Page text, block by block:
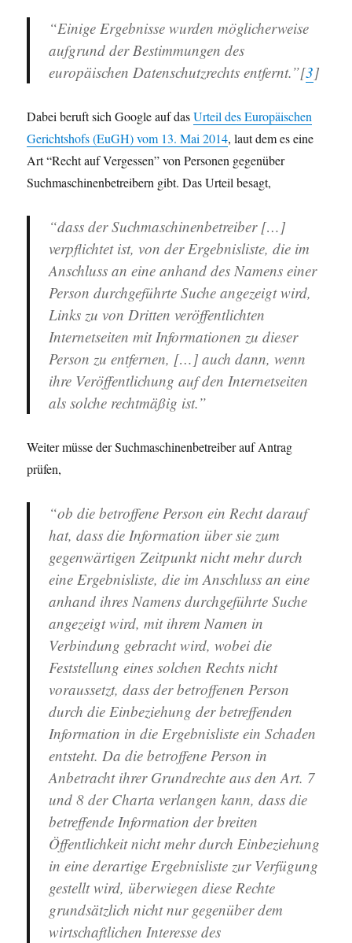
“Einige Ergebnisse wurden möglicherweise
aufgrund der Bestimmungen des
europäischen Datenschutzrechts entfernt.”[3]
Dabei beruft sich Google auf dasUrteil des Europäischen
Gerichtshofs (EuGH) vom 13. Mai 2014, laut dem es eine
Art “Recht auf Vergessen” von Personen gegenüber
Suchmaschinenbetreibern gibt. Das Urteil besagt,
“dass der Suchmaschinenbetreiber […]
verpflichtet ist, von der Ergebnisliste, die im
Anschluss an eine anhand des Namens einer
Person durchgeführte Suche angezeigt wird,
Links zu von Dritten veröffentlichten
Internetseiten mit Informationen zu dieser
Person zu entfernen, […] auch dann, wenn
ihre Veröffentlichung auf den Internetseiten
als solche rechtmäßig ist.”
Weiter müsse der Suchmaschinenbetreiber auf Antrag
prüfen,
“ob die betroffene Person ein Recht darauf
hat, dass die Information über sie zum
gegenwärtigen Zeitpunkt nicht mehr durch
eine Ergebnisliste, die im Anschluss an eine
anhand ihres Namens durchgeführte Suche
angezeigt wird, mit ihrem Namen in
Verbindung gebracht wird, wobei die
Feststellung eines solchen Rechts nicht
voraussetzt, dass der betroffenen Person
durch die Einbeziehung der betreffenden
Information in die Ergebnisliste ein Schaden
entsteht. Da die betroffene Person in
Anbetracht ihrer Grundrechte aus den Art. 7
und 8 der Charta verlangen kann, dass die
betreffende Information der breiten
Öffentlichkeit nicht mehr durch Einbeziehung
in eine derartige Ergebnisliste zur Verfügung
gestellt wird, überwiegen diese Rechte
grundsätzlich nicht nur gegenüber dem
wirtschaftlichen Interesse des